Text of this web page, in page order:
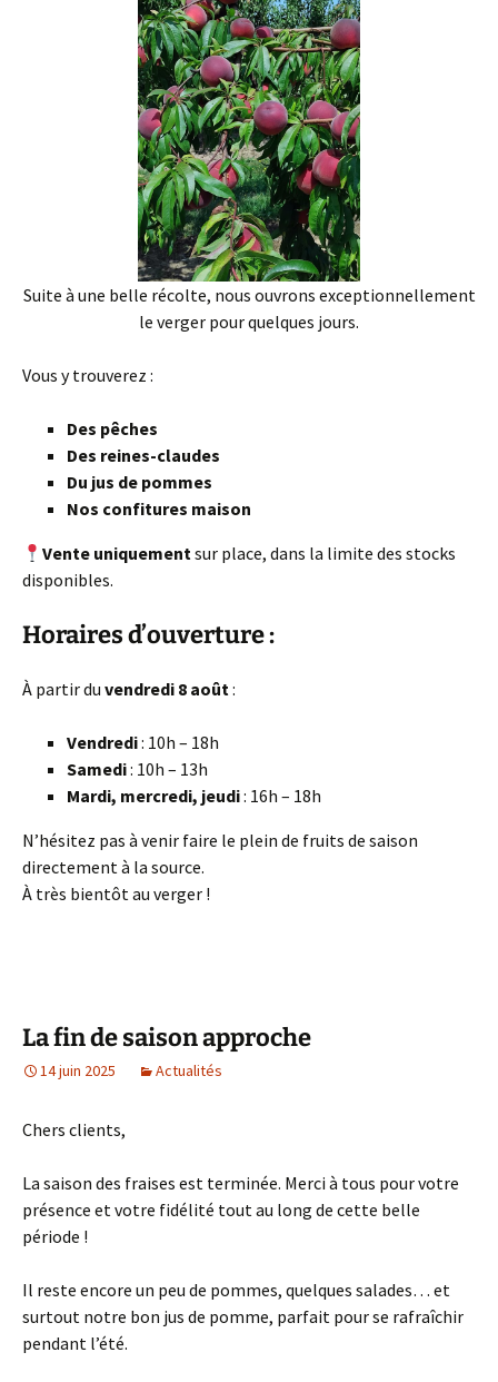
Suite à une belle récolte, nous ouvrons exceptionnellement
le verger pour quelques jours.
Vous y trouverez :
Des pêches
Des reines-claudes
Du jus de pommes
Nos confitures maison
Vente uniquementsur place, dans la limite des stocks
disponibles.
Horaires d’ouverture :
À partir du vendredi 8 août:
Vendredi: 10h – 18h
Samedi: 10h – 13h
Mardi, mercredi, jeudi: 16h – 18h
N’hésitez pas à venir faire le plein de fruits de saison
directement à la source.
À très bientôt au verger !
La fin de saison approche
14 juin 2025 Actualités
Chers clients,
La saison des fraises est terminée. Merci à tous pour votre
présence et votre fidélité tout au long de cette belle
période !
Il reste encore un peu de pommes, quelques salades… et
surtout notre bon jus de pomme, parfait pour se rafraîchir
pendant l’été.